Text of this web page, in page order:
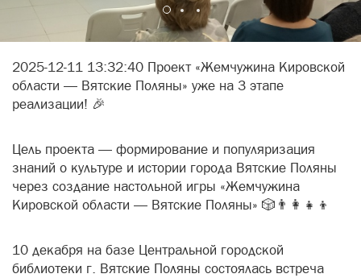
2025-12-11 13:32:40 Проект «Жемчужина Кировской
области — Вятские Поляны» уже на 3 этапе
реализации! 🎉
Цель проекта — формирование и популяризация
знаний о культуре и истории города Вятские Поляны
через создание настольной игры «Жемчужина
Кировской области — Вятские Поляны» 🎲👨‍👩‍👧‍👦
10 декабря на базе Центральной городской
библиотеки г. Вятские Поляны состоялась встреча